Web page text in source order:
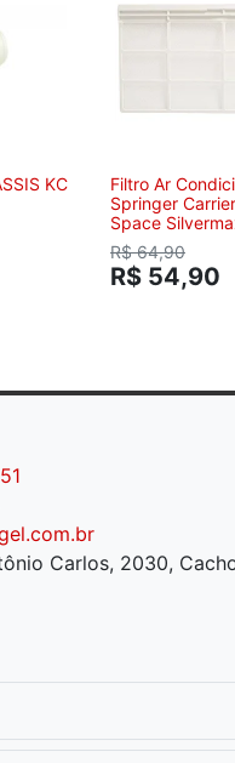
KC
Filtro Ar
Springer
Space
30k 36k 48k
13801115
R$ 64,90
R$ 54,90
Carlos, 2030,